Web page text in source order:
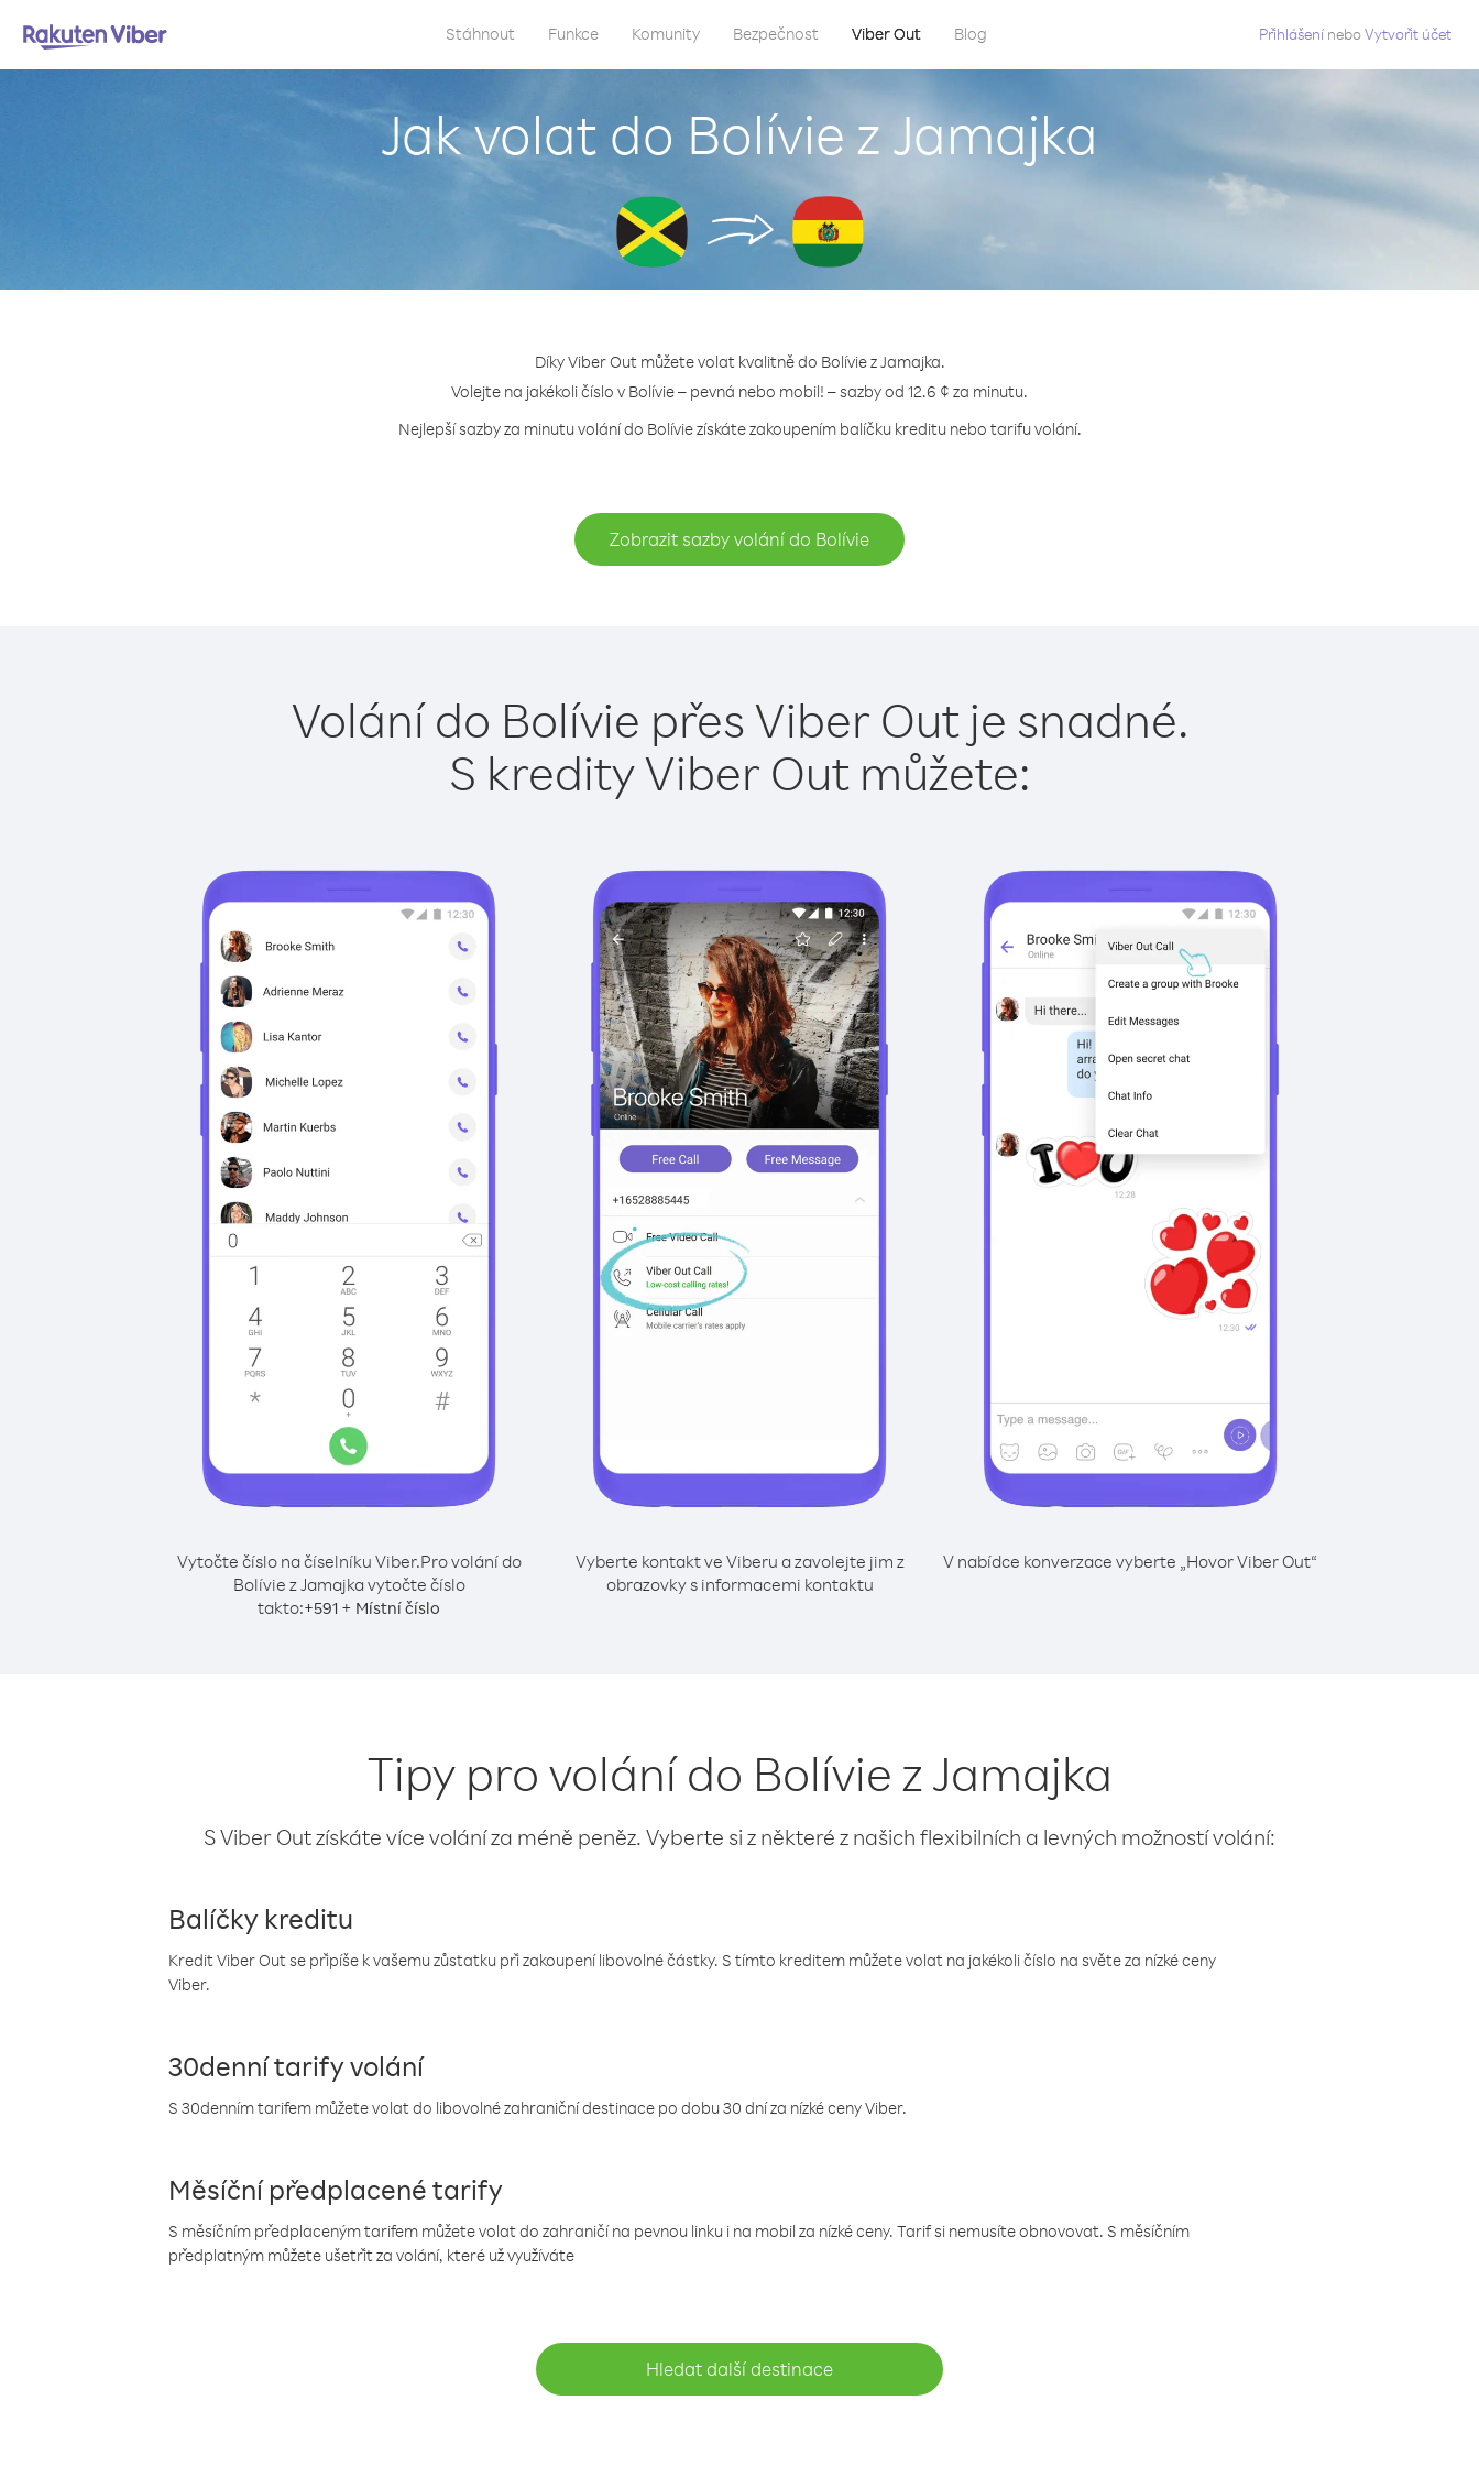
Stáhnout Funkce Komunity Bezpečnost Viber Out Blog Přihlášení neboVytvořit účet
Jak volat do Bolívie z Jamajka
Díky Viber Out můžete volat kvalitně do Bolívie z Jamajka.
Volejte na jakékoli číslo v Bolívie – pevná nebo mobil! – sazby od 12.6 ¢ za minutu.
Nejlepší sazby za minutu volání do Bolívie získáte zakoupením balíčku kreditu nebo tarifu volání.
Zobrazit sazby volání do Bolívie
Volání do Bolívie přes Viber Out je snadné.
S kredity Viber Out můžete:
Vytočte číslo na číselníku Viber.Pro volání do
Bolívie z Jamajka vytočte číslo
takto:+591 + Místní číslo
Vyberte kontakt ve Viberu a zavolejte jim z
obrazovky s informacemi kontaktu
V nabídce konverzace vyberte „Hovor Viber Out“
Tipy pro volání do Bolívie z Jamajka
S Viber Out získáte více volání za méně peněz. Vyberte si z některé z našich flexibilních a levných možností volání:
Balíčky kreditu
Kredit Viber Out se připíše k vašemu zůstatku při zakoupení libovolné částky. S tímto kreditem můžete volat na jakékoli číslo na světe za nízké ceny
Viber.
30denní tarify volání
S 30denním tarifem můžete volat do libovolné zahraniční destinace po dobu 30 dní za nízké ceny Viber.
Měsíční předplacené tarify
S měsíčním předplaceným tarifem můžete volat do zahraničí na pevnou linku i na mobil za nízké ceny. Tarif si nemusíte obnovovat. S měsíčním
předplatným můžete ušetřit za volání, které už využíváte
Hledat další destinace